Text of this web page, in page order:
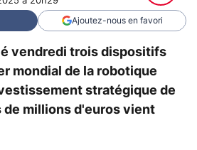
Ajoutez-nous en favori
vendredi trois dispositifs
mondial de la robotique
stratégique de
de millions d'euros vient